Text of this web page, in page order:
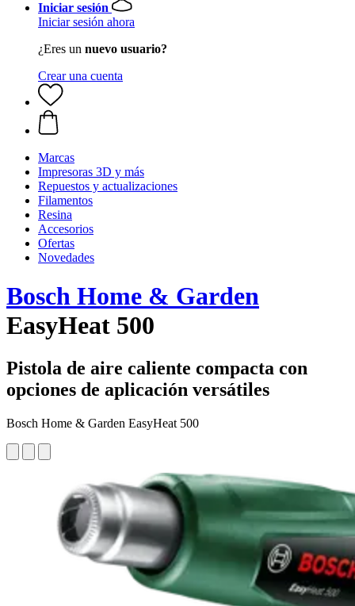
Iniciar sesión
Iniciar sesión ahora
¿Eres un nuevo usuario?
Crear una cuenta
Marcas
Impresoras 3D y más
Repuestos y actualizaciones
Filamentos
Resina
Accesorios
Ofertas
Novedades
Bosch Home & Garden
EasyHeat 500
Pistola de aire caliente compacta con
opciones de aplicación versátiles
Bosch Home & Garden EasyHeat 500